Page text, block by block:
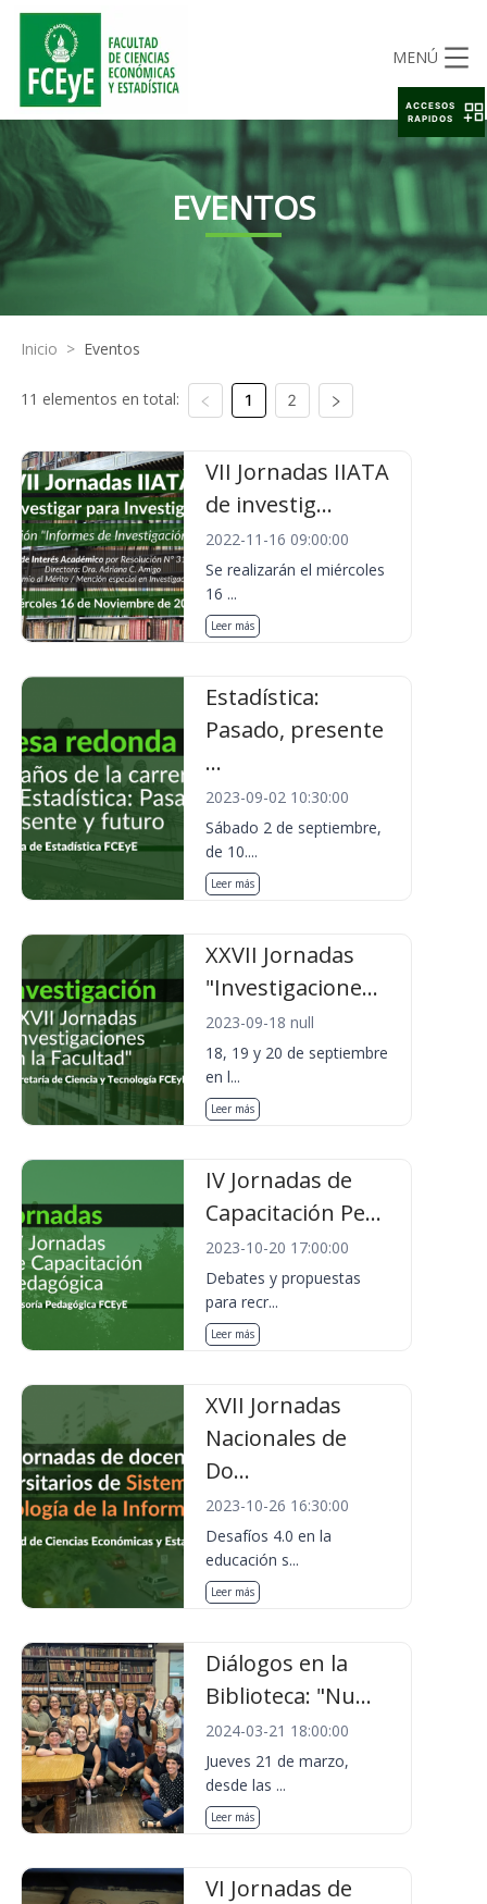
MENÚ
EVENTOS
Inicio > Eventos
11 elementos en total: 1 2
VII Jornadas IIATA
de investig...
2022-11-16 09:00:00
Se realizarán el miércoles
16 ...
Leer más
Estadística:
Pasado, presente
...
2023-09-02 10:30:00
Sábado 2 de septiembre,
de 10....
Leer más
XXVII Jornadas
"Investigacione...
2023-09-18 null
18, 19 y 20 de septiembre
en l...
Leer más
IV Jornadas de
Capacitación Pe...
2023-10-20 17:00:00
Debates y propuestas
para recr...
Leer más
XVII Jornadas
Nacionales de
Do...
2023-10-26 16:30:00
Desafíos 4.0 en la
educación s...
Leer más
Diálogos en la
Biblioteca: "Nu...
2024-03-21 18:00:00
Jueves 21 de marzo,
desde las ...
Leer más
VI Jornadas de
ACCESOS
RAPIDOS